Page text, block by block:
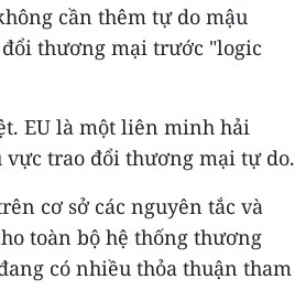
cần thêm tự do mậu
thương mại trước "logic
EU là một liên minh hải
trao đổi thương mại tự do.
cơ sở các nguyên tắc và
toàn bộ hệ thống thương
có nhiều thỏa thuận tham